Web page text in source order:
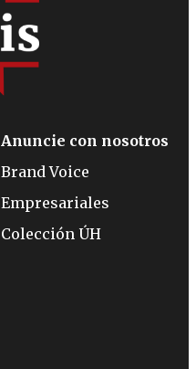
Anuncie con nosotros
Brand Voice
Empresariales
Colección ÚH